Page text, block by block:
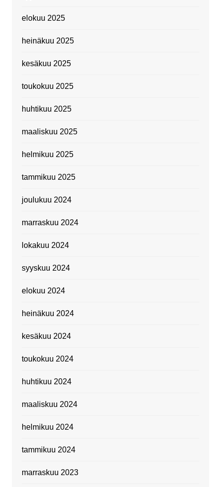
elokuu 2025
heinäkuu 2025
kesäkuu 2025
toukokuu 2025
huhtikuu 2025
maaliskuu 2025
helmikuu 2025
tammikuu 2025
joulukuu 2024
marraskuu 2024
lokakuu 2024
syyskuu 2024
elokuu 2024
heinäkuu 2024
kesäkuu 2024
toukokuu 2024
huhtikuu 2024
maaliskuu 2024
helmikuu 2024
tammikuu 2024
marraskuu 2023